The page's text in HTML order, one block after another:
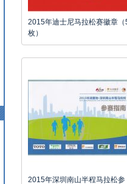
2015年迪士尼马拉松赛徽章（
枚）
2015年深圳南山半程马拉松参